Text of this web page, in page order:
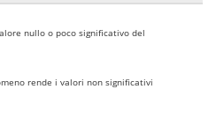
nullo o poco significativo del
rende i valori non significativi